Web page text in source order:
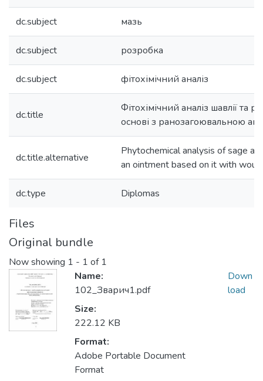
dc.subject мазь
dc.subject розробка
dc.subject фітохімічний аналіз
dc.title
Фітохімічний аналіз шавлії та
основі з ранозагоювальною
dc.title.alternative
Phytochemical analysis of sage
an ointment based on it with
dc.type Diplomas
Files
Original bundle
Now showing 1 - 1 of 1
Name:
102_Зварич1.pdf
Size:
222.12 KB
Format:
Adobe Portable Document
Format
Down
load